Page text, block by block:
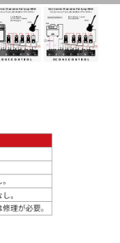
DTM